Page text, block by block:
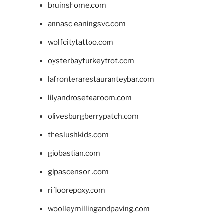
bruinshome.com
annascleaningsvc.com
wolfcitytattoo.com
oysterbayturkeytrot.com
lafronterarestauranteybar.com
lilyandrosetearoom.com
olivesburgberrypatch.com
theslushkids.com
giobastian.com
glpascensori.com
rifloorepoxy.com
woolleymillingandpaving.com